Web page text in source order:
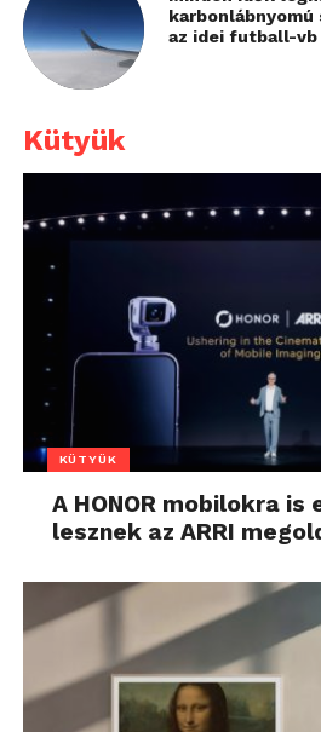
az idei futball-vb
Kütyük
KÜTYÜK
A HONOR mobilokra is
lesznek az ARRI